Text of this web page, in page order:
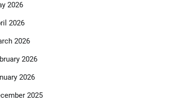
2026
2026
2026
2026
2026
2025